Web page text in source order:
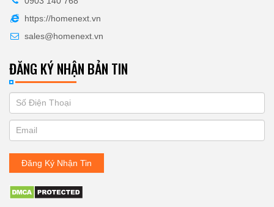
https://homenext.vn
sales@homenext.vn
ĐĂNG KÝ NHẬN BẢN TIN
ĐĂNG
KÝ
NHẬN
BẢN
TIN
you
are
human,
leave
this
blank.
Đăng Ký Nhận Tin